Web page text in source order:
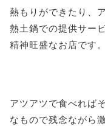
熱もりができたり、
熱土鍋での提供サー
精神旺盛なお店です。
アツアツで食べれば
なもので残念ながら